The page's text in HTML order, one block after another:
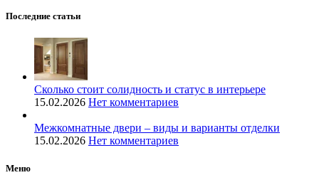
Последние статьи
Сколько стоит солидность и статус в интерьере
15.02.2026 Нет комментариев
Межкомнатные двери – виды и варианты отделки
15.02.2026 Нет комментариев
Меню